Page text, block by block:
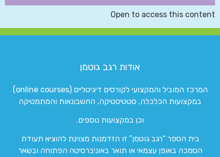
Open to access this content
אודות רגב גוטמן
המרכז המוביל והמקצועי לקורסים דיגיטליים (online courses)
במקצועות הכלכלה, סטטיסטיקה, החשבונאות והמתמטיקה
וכן במקצועות נוספים.
בית הספר “רגב גוטמן” זו הזדמנות מצוינת להוציא תעודת
הסמכה באופן עצמאי או תואר באוניברסיטה הפתוחה ובשאר